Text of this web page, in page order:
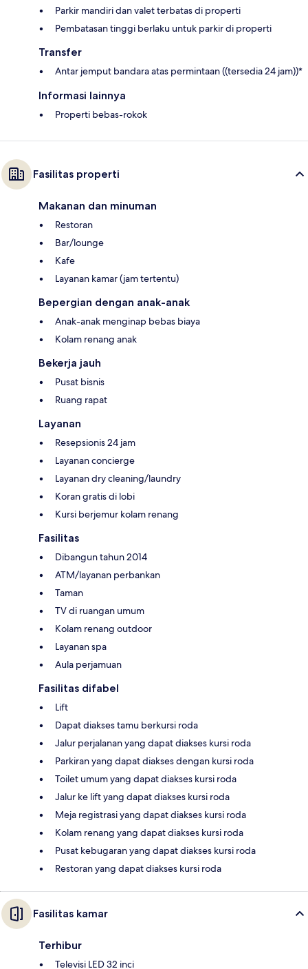
Parkir mandiri dan valet terbatas di properti
Pembatasan tinggi berlaku untuk parkir di properti
Transfer
Antar jemput bandara atas permintaan ((tersedia 24 jam))*
Informasi lainnya
Properti bebas-rokok
Fasilitas properti
Makanan dan minuman
Restoran
Bar/lounge
Kafe
Layanan kamar (jam tertentu)
Bepergian dengan anak-anak
Anak-anak menginap bebas biaya
Kolam renang anak
Bekerja jauh
Pusat bisnis
Ruang rapat
Layanan
Resepsionis 24 jam
Layanan concierge
Layanan dry cleaning/laundry
Koran gratis di lobi
Kursi berjemur kolam renang
Fasilitas
Dibangun tahun 2014
ATM/layanan perbankan
Taman
TV di ruangan umum
Kolam renang outdoor
Layanan spa
Aula perjamuan
Fasilitas difabel
Lift
Dapat diakses tamu berkursi roda
Jalur perjalanan yang dapat diakses kursi roda
Parkiran yang dapat diakses dengan kursi roda
Toilet umum yang dapat diakses kursi roda
Jalur ke lift yang dapat diakses kursi roda
Meja registrasi yang dapat diakses kursi roda
Kolam renang yang dapat diakses kursi roda
Pusat kebugaran yang dapat diakses kursi roda
Restoran yang dapat diakses kursi roda
Fasilitas kamar
Terhibur
Televisi LED 32 inci